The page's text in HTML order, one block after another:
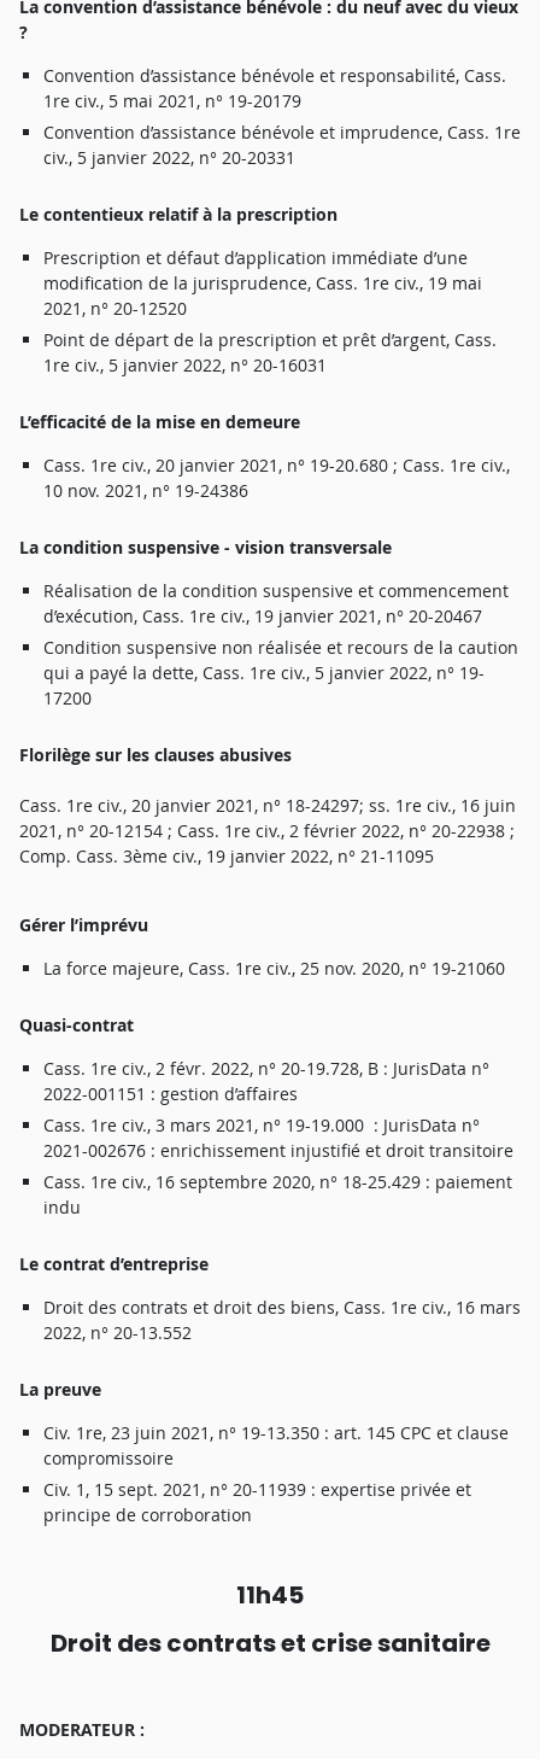
La convention d’assistance bénévol e : d u neufavec d u vieux
?
Convention d’assistance bénévole et responsabilité, Cass.
1 re civ., 5 mai 2021 , n° 19-20179
Convention d’assistance bénévole et imprudence, Cass. 1 re
civ., 5 janvier 2022, n° 20-20331
Le contentieux relatif à la prescription
Prescription et défaut d’application immédiate d’une
modification de la jurisprudence, Cass. 1 re civ., 19 mai
2021 , n° 20-12520
Point de départ de la prescription et prêt d’argent, Cass.
1 re civ., 5 janvier 2022, n° 20-16031
L’efficacité de la mise en demeure
Cass. 1 re civ., 20 janvier 2021 , n° 19-20.680 ; Cass. 1 re civ.,
10 nov. 2021 , n° 19-24386
La condition suspensive - vision transversale
Réalisation de la condition suspensive et commencement
d’exécution, Cass. 1 re civ., 19 janvier 2021 , n° 20-20467
Condition suspensive non réalisée et recours de la caution
qui a payé la dette, Cass. 1 re civ., 5 janvier 2022, n° 19-
17200
Florilège sur les clauses abusives
Cass. 1 re civ., 20 janvier 2021 , n° 18-24297; ss. 1 re civ., 16 juin
2021 , n° 20-12154 ; Cass. 1 re civ., 2 février 2022, n° 20-22938 ;
Comp. Cass. 3ème civ., 19 janvier 2022, n° 21-1 1095
Gérer l’imprévu
L a force majeure, Cass. 1 re civ., 25 nov. 2020, n° 19-21060
Quasi-contrat
Cass. 1 re civ., 2 févr. 2022, n° 20-19.728, B : JurisData n°
2022-001 151 : gestion d’affaires
Cass. 1 re civ., 3 mars 2021 , n° 19-19.000 : JurisData n°
2021-002676 : enrichissement injustifié et droit transitoire
Cass. 1 re civ., 16 septembre 2020, n° 18-25.429 : paiement
indu
Le contrat d’entreprise
Droit des contrats et droit des biens, Cass. 1 re civ., 16 mars
2022, n° 20-13.552
La preuve
Civ. 1 re, 23 juin 2021 , n° 19-13.350 : art. 145 CPC et clause
compromissoire
Civ. 1 , 1 5 sept. 2021 , n° 20-1 1939 : expertise privée et
principe de corroboration
11h45
Droit descontratset crisesanitaire
MODERATEUR :